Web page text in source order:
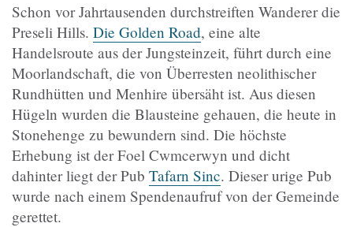
Schon vor Jahrtausenden durchstreiften Wanderer die
Preseli Hills. Die Golden Road, eine alte
Handelsroute aus der Jungsteinzeit, führt durch eine
Moorlandschaft, die von Überresten neolithischer
Rundhütten und Menhire übersäht ist. Aus diesen
Hügeln wurden die Blausteine gehauen, die heute in
Stonehenge zu bewundern sind. Die höchste
Erhebung ist der Foel Cwmcerwyn und dicht
dahinter liegt der Pub Tafarn Sinc. Dieser urige Pub
wurde nach einem Spendenaufruf von der Gemeinde
gerettet.